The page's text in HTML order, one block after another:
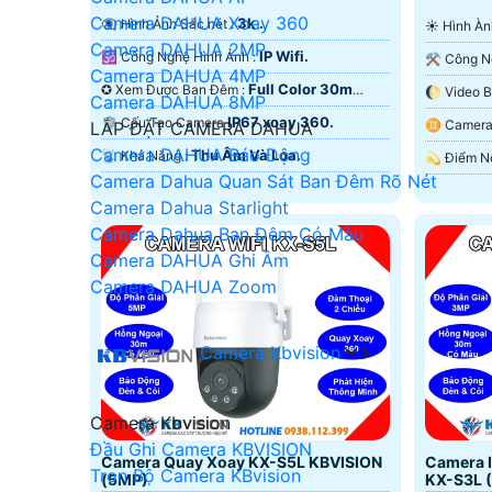
Camera DAHUA Xoay 360
Camera DAHUA 2MP
Camera DAHUA 4MP
Camera DAHUA 8MP
LẮP ĐẶT CAMERA DAHUA
Camera DAHUA Báo Động
Camera Dahua Quan Sát Ban Đêm Rõ Nét
Camera Dahua Starlight
Camera Dahua Ban Đêm Có Màu
Camera DAHUA Ghi Âm
Camera DAHUA Zoom
Camera Kbvision
Camera Kbvision
Đầu Ghi Camera KBVISION
Trọn Bộ Camera KBvision
👁️‍🗨 Hình Ảnh Sắc nét :3k .
🕉️ Công Nghệ Hình Ảnh :IP Wifi.
✪ Xem Được Ban Đêm : Full Color 30m
ONVIF.
🛡 Cấu Tạo CameraIP67 xoay 360.
️📡 Khả Năng :Thu Âm Và Loa.
☀️ Hình
Ngoại
♊
Camera Quay Xoay KX-S5L KBVISION
(5MP)
Camera
KX-S3L